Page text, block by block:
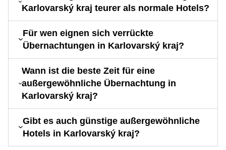
Karlovarský kraj teurer als normale Hotels?
Für wen eignen sich verrückte
Übernachtungen in Karlovarský kraj?
Wann ist die beste Zeit für eine
außergewöhnliche Übernachtung in
Karlovarský kraj?
Gibt es auch günstige außergewöhnliche
Hotels in Karlovarský kraj?